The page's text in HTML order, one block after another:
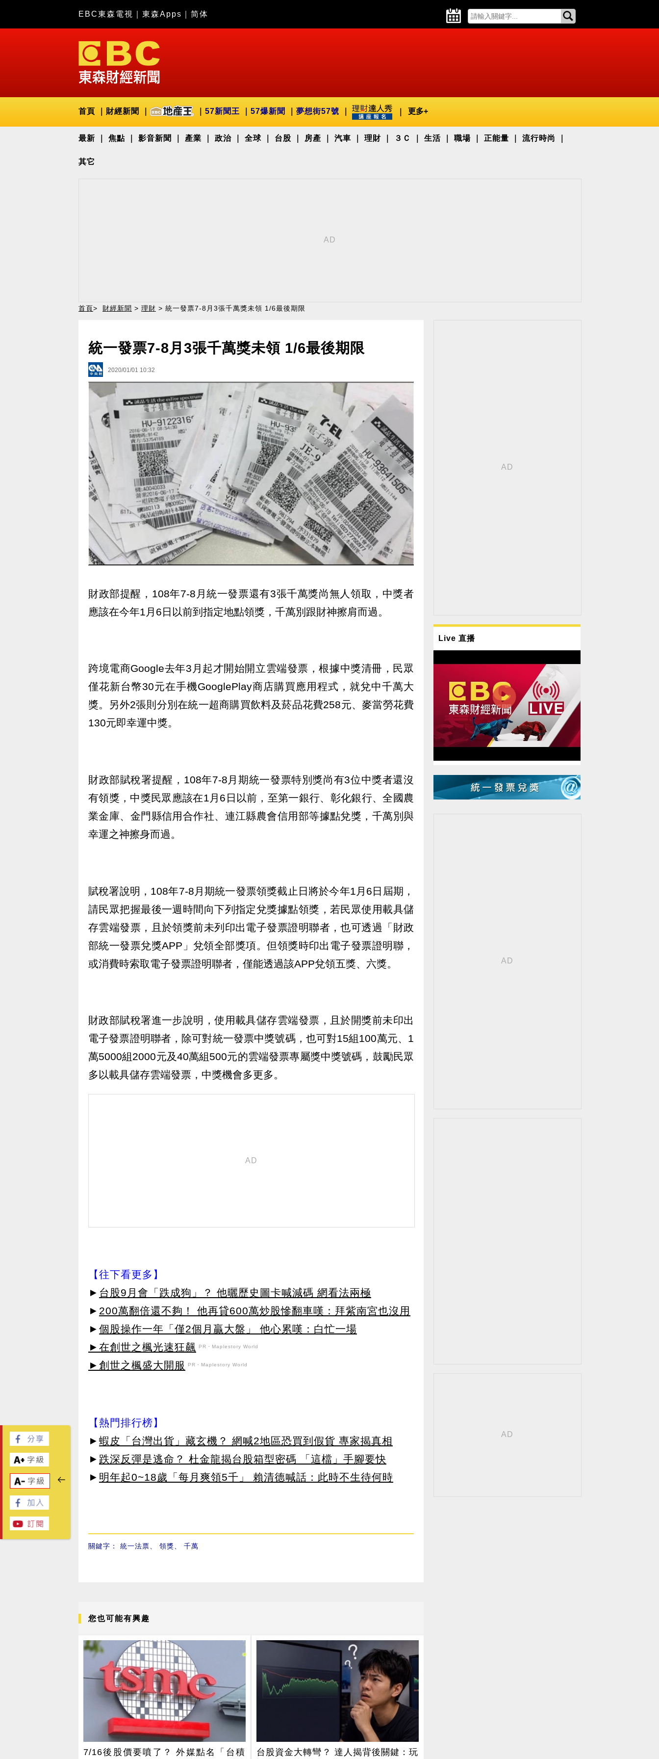
EBC東森電視 東森Apps 简体
首頁 財經新聞 57新聞王 57爆新聞 夢想街57號 更多+
最新 焦點 影音新聞 產業 政治 全球 台股 房產 汽車 理財 ３Ｃ 生活 職場 正能量 流行時尚
其它
首頁> 財經新聞 > 理財 > 統一發票7-8月3張千萬獎未領 1/6最後期限
統一發票7-8月3張千萬獎未領 1/6最後期限
2020/01/01 10:32
財政部提醒，108年7-8月統一發票還有3張千萬獎尚無人領取，中獎者
應該在今年1月6日以前到指定地點領獎，千萬別跟財神擦肩而過。
跨境電商Google去年3月起才開始開立雲端發票，根據中獎清冊，民眾
僅花新台幣30元在手機GooglePlay商店購買應用程式，就兌中千萬大
獎。另外2張則分別在統一超商購買飲料及菸品花費258元、麥當勞花費
130元即幸運中獎。
財政部賦稅署提醒，108年7-8月期統一發票特別獎尚有3位中獎者還沒
有領獎，中獎民眾應該在1月6日以前，至第一銀行、彰化銀行、全國農
業金庫、金門縣信用合作社、連江縣農會信用部等據點兌獎，千萬別與
幸運之神擦身而過。
賦稅署說明，108年7-8月期統一發票領獎截止日將於今年1月6日屆期，
請民眾把握最後一週時間向下列指定兌獎據點領獎，若民眾使用載具儲
存雲端發票，且於領獎前未列印出電子發票證明聯者，也可透過「財政
部統一發票兌獎APP」兌領全部獎項。但領獎時印出電子發票證明聯，
或消費時索取電子發票證明聯者，僅能透過該APP兌領五獎、六獎。
財政部賦稅署進一步說明，使用載具儲存雲端發票，且於開獎前未印出
電子發票證明聯者，除可對統一發票中獎號碼，也可對15組100萬元、1
萬5000組2000元及40萬組500元的雲端發票專屬獎中獎號碼，鼓勵民眾
多以載具儲存雲端發票，中獎機會多更多。
【往下看更多】
► 台股9月會「跌成狗」？ 他曬歷史圖卡喊減碼 網看法兩極
► 200萬翻倍還不夠！ 他再貸600萬炒股慘翻車嘆：拜紫南宮也沒用
► 個股操作一年「僅2個月贏大盤」 他心累嘆：白忙一場
►在創世之楓光速狂飆
PR・Maplestory World
►創世之楓盛大開服 PR・Maplestory World
【熱門排行榜】
► 蝦皮「台灣出貨」藏玄機？ 網喊2地區恐買到假貨 專家揭真相
► 跌深反彈是逃命？ 杜金龍揭台股箱型密碼 「這檔」手腳要快
► 明年起0~18歲「每月爽領5千」 賴清德喊話：此時不生待何時
關鍵字： 統一法票 領獎 千萬
您也可能有興趣
7/16後股價要噴了？ 外媒點名「台積
台股資金大轉彎？ 達人揭背後關鍵：玩
Live 直播